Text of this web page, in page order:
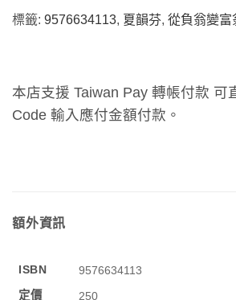
標籤: 9576634113, 夏韻芬, 從負翁變富
本店支援 Taiwan Pay 轉帳付款 可
Code 輸入應付金額付款。
額外資訊
ISBN
9576634113
定價
250